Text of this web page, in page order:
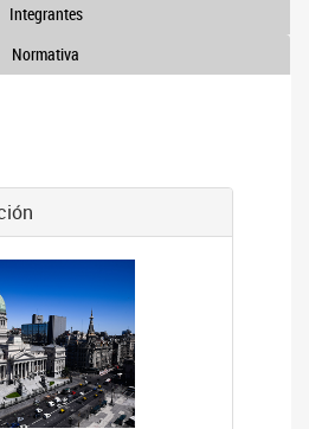
Integrantes
Normativa